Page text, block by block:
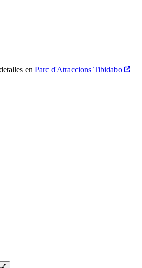
en Parc d'Atraccions Tibidabo